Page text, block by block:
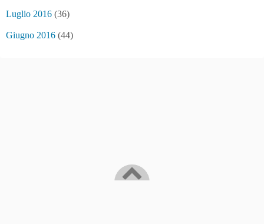
Luglio 2016 (36)
Giugno 2016 (44)